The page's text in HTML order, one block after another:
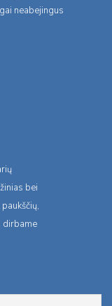
neabejingus
bei
dirbame